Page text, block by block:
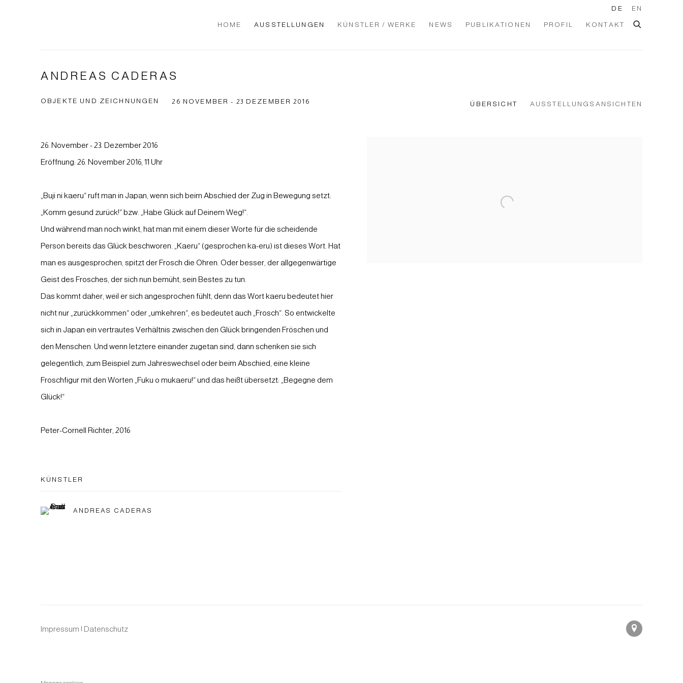
HOME AUSSTELLUNGEN KÜNSTLER / WERKE NEWS PUBLIKATIONEN PROFIL KONTAKT
DE EN
ANDREAS CADERAS
OBJEKTE UND ZEICHNUNGEN 26 NOVEMBER - 23 DEZEMBER 2016 ÜBERSICHT AUSSTELLUNGSANSICHTEN
26. November - 23. Dezember 2016
Eröffnung: 26. November 2016, 11 Uhr
„Buji ni kaeru“ ruft man in Japan, wenn sich beim Abschied der Zug in Bewegung setzt:
„Komm gesund zurück!“ bzw. „Habe Glück auf Deinem Weg!“.
Und während man noch winkt, hat man mit einem dieser Worte für die scheidende
Person bereits das Glück beschworen. „Kaeru“ (gesprochen ka-eru) ist dieses Wort. Hat
man es ausgesprochen, spitzt der Frosch die Ohren. Oder besser, der allgegenwärtige
Geist des Frosches, der sich nun bemüht, sein Bestes zu tun.
Das kommt daher, weil er sich angesprochen fühlt, denn das Wort kaeru bedeutet hier
nicht nur „zurückkommen“ oder „umkehren“, es bedeutet auch „Frosch“. So entwickelte
sich in Japan ein vertrautes Verhältnis zwischen den Glück bringenden Fröschen und
den Menschen. Und wenn letztere einander zugetan sind, dann schenken sie sich
gelegentlich, zum Beispiel zum Jahreswechsel oder beim Abschied, eine kleine
Froschfigur mit den Worten „Fuku o mukaeru!“ und das heißt übersetzt: „Begegne dem
Glück!“
Peter-Cornell Richter, 2016
KÜNSTLER
ANDREAS CADERAS
Impressum | Datenschutz